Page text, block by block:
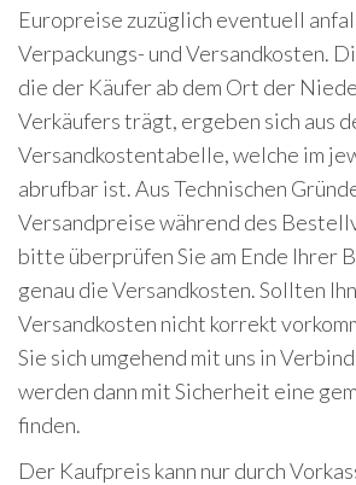
Europreise zuzüglich eventuell
Verpackungs- und Versandkosten.
die der Käufer ab dem Ort der
Verkäufers trägt, ergeben sich aus
Versandkostentabelle, welche im
abrufbar ist. Aus Technischen
Versandpreise während des
bitte überprüfen Sie am Ende Ihrer
genau die Versandkosten. Sollten
Versandkosten nicht korrekt
Sie sich umgehend mit uns in
werden dann mit Sicherheit eine
finden.
Der Kaufpreis kann nur durch